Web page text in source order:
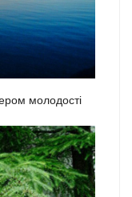
молодості